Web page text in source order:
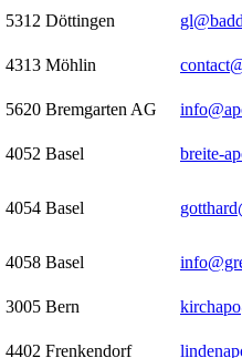
5312 Döttingen
4313 Möhlin
5620 Bremgarten AG
4052 Basel
breite-
4054 Basel
4058 Basel
3005 Bern
4402 Frenkendorf